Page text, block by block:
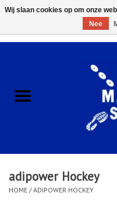
ACCESSOIRES/HARDWARE
KLEDING
CLUBSHOPS
adipower Hockey
HOME /ADIPOWER HOCKEY
Wij slaan cookies op om onze
Nee